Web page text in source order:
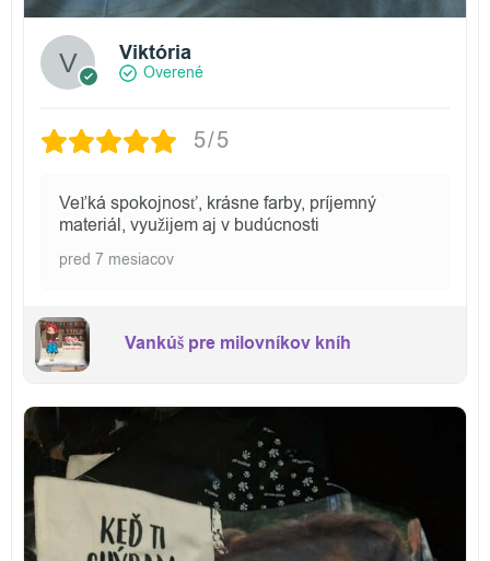
Viktória
Overené
5/5
Veľká spokojnosť, krásne farby, príjemný
materiál, využijem aj v budúcnosti
pred 7 mesiacov
Vankúš pre milovníkov kníh